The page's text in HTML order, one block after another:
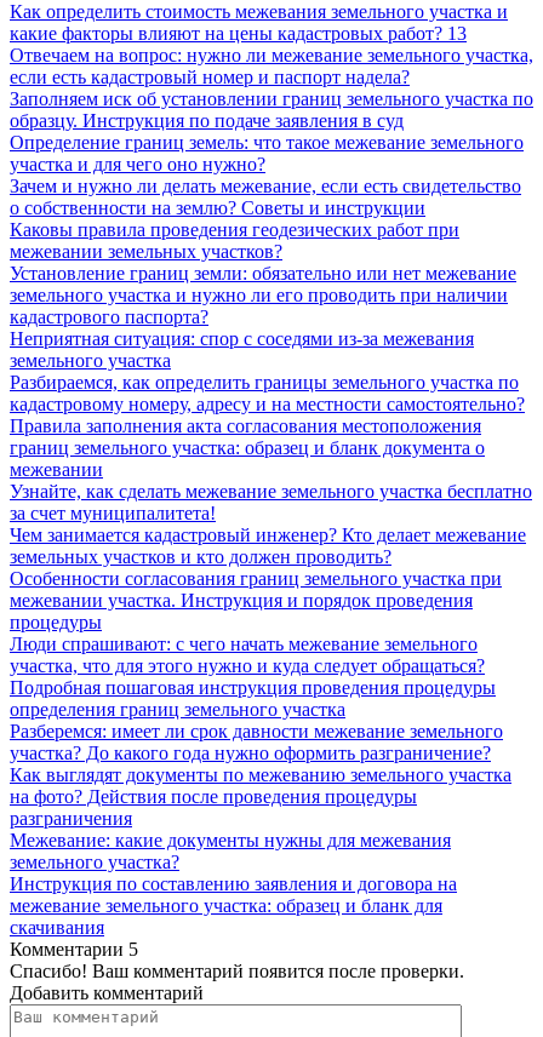
Как определить стоимость межевания земельного участка и
какие факторы влияют на цены кадастровых работ? 13
Отвечаем на вопрос: нужно ли межевание земельного участка,
если есть кадастровый номер и паспорт надела?
Заполняем иск об установлении границ земельного участка по
образцу. Инструкция по подаче заявления в суд
Определение границ земель: что такое межевание земельного
участка и для чего оно нужно?
Зачем и нужно ли делать межевание, если есть свидетельство
о собственности на землю? Советы и инструкции
Каковы правила проведения геодезических работ при
межевании земельных участков?
Установление границ земли: обязательно или нет межевание
земельного участка и нужно ли его проводить при наличии
кадастрового паспорта?
Неприятная ситуация: спор с соседями из-за межевания
земельного участка
Разбираемся, как определить границы земельного участка по
кадастровому номеру, адресу и на местности самостоятельно?
Правила заполнения акта согласования местоположения
границ земельного участка: образец и бланк документа о
межевании
Узнайте, как сделать межевание земельного участка бесплатно
за счет муниципалитета!
Чем занимается кадастровый инженер? Кто делает межевание
земельных участков и кто должен проводить?
Особенности согласования границ земельного участка при
межевании участка. Инструкция и порядок проведения
процедуры
Люди спрашивают: с чего начать межевание земельного
участка, что для этого нужно и куда следует обращаться?
Подробная пошаговая инструкция проведения процедуры
определения границ земельного участка
Разберемся: имеет ли срок давности межевание земельного
участка? До какого года нужно оформить разграничение?
Как выглядят документы по межеванию земельного участка
на фото? Действия после проведения процедуры
разграничения
Межевание: какие документы нужны для межевания
земельного участка?
Инструкция по составлению заявления и договора на
межевание земельного участка: образец и бланк для
скачивания
Комментарии 5
Спасибо! Ваш комментарий появится после проверки.
Добавить комментарий